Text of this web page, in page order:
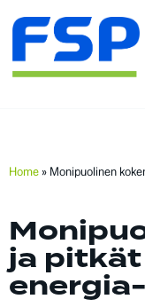
Home » Monipuolinen
ja